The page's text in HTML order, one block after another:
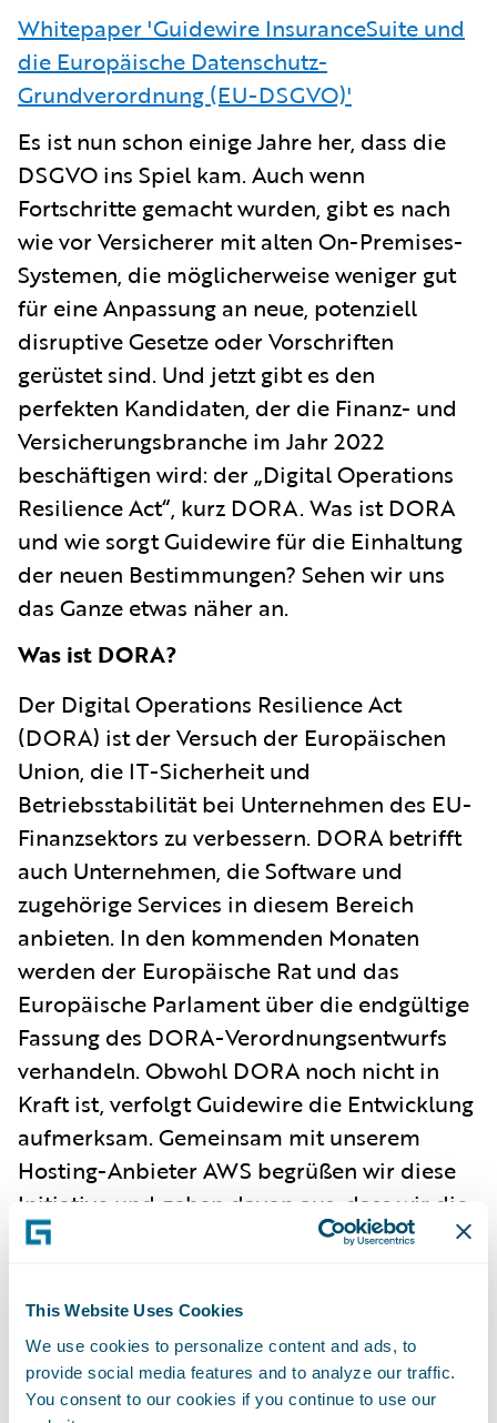
This Website Uses Cookies
We use cookies to personalize content and ads, to
provide social media features and to analyze our traffic.
You consent to our cookies if you continue to use our
Whitepaper 'Guidewire InsuranceSuite und
die Europäische Datenschutz-
Grundverordnung (EU-DSGVO)'
Es ist nun schon einige Jahre her, dass die
DSGVO ins Spiel kam. Auch wenn
Fortschritte gemacht wurden, gibt es nach
wie vor Versicherer mit alten On-Premises-
Systemen, die möglicherweise weniger gut
für eine Anpassung an neue, potenziell
disruptive Gesetze oder Vorschriften
gerüstet sind. Und jetzt gibt es den
perfekten Kandidaten, der die Finanz- und
Versicherungsbranche im Jahr 2022
beschäftigen wird: der „Digital Operations
Resilience Act“, kurz DORA. Was ist DORA
und wie sorgt Guidewire für die Einhaltung
der neuen Bestimmungen? Sehen wir uns
das Ganze etwas näher an.
Was ist DORA?
Der Digital Operations Resilience Act
(DORA) ist der Versuch der Europäischen
Union, die IT-Sicherheit und
Betriebsstabilität bei Unternehmen des EU-
Finanzsektors zu verbessern. DORA betrifft
auch Unternehmen, die Software und
zugehörige Services in diesem Bereich
anbieten. In den kommenden Monaten
werden der Europäische Rat und das
Europäische Parlament über die endgültige
Fassung des DORA-Verordnungsentwurfs
verhandeln. Obwohl DORA noch nicht in
Kraft ist, verfolgt Guidewire die Entwicklung
aufmerksam. Gemeinsam mit unserem
Hosting-Anbieter AWS begrüßen wir diese
Initiative und gehen davon aus, dass wir die
Anforderungen von DORA in ihrer
Das Ziel von DORA ist es, einen
einheitlichen Standard für das
Risikomanagement in der Informations- und